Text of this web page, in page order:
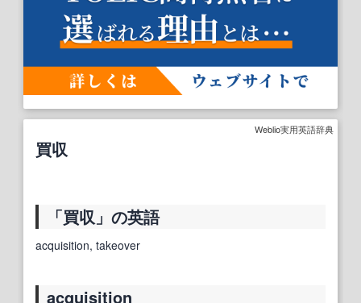
Weblio実用英語辞典
買収
「買収」の英語
acquisition, takeover
acquisition